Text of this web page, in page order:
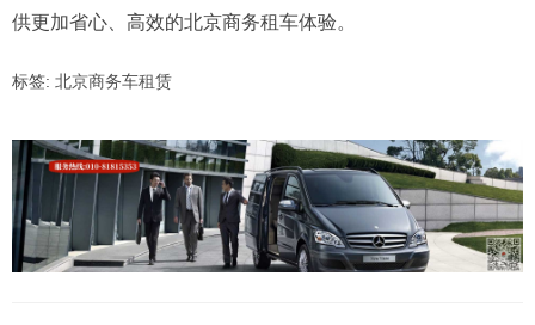
供更加省心、高效的北京商务租车体验。
标签: 北京商务车租赁